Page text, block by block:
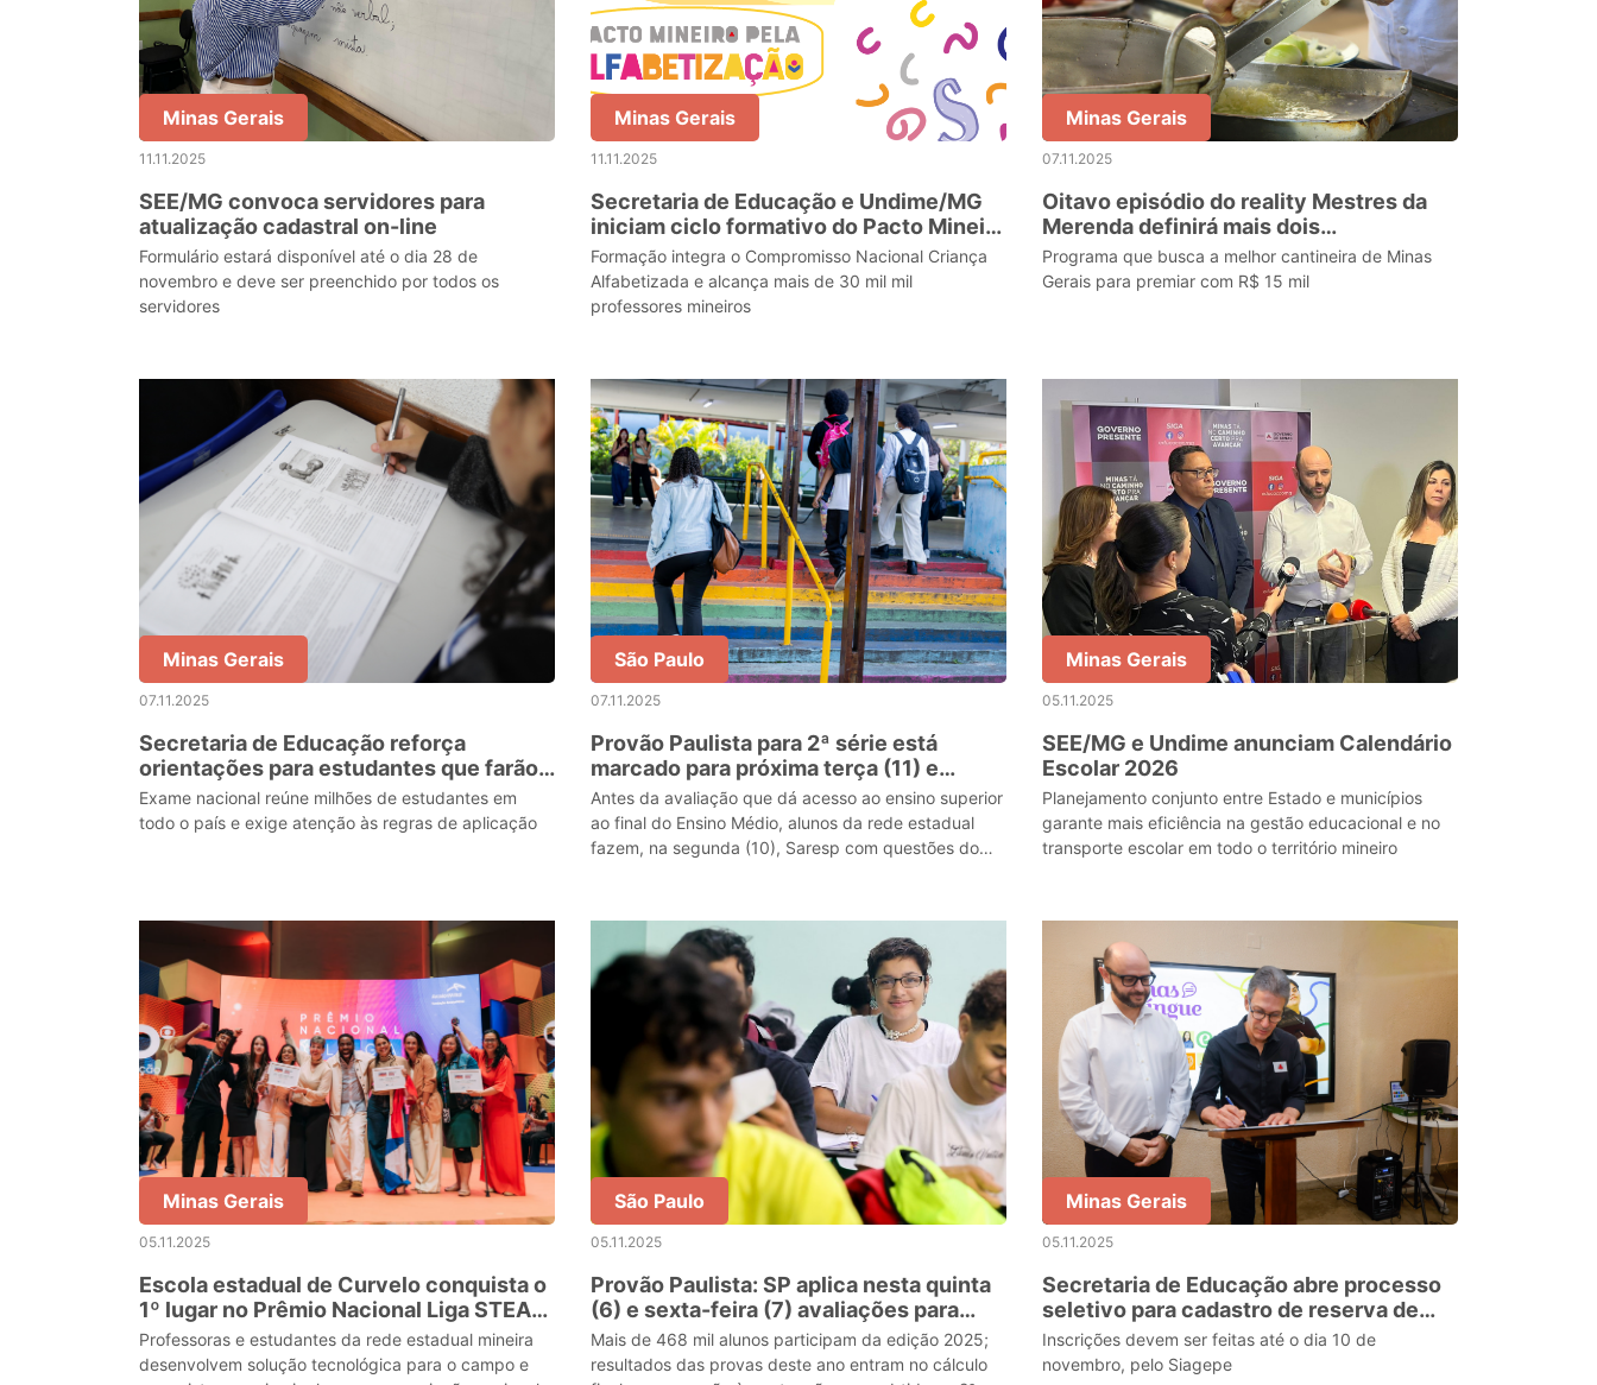
Minas Gerais
11.11.2025
SEE/MG convoca servidores para
atualização cadastral on-line
Formulário estará disponível até o dia 28 de
novembro e deve ser preenchido por todos os
servidores
Minas Gerais
11.11.2025
Secretaria de Educação e Undime/MG
iniciam ciclo formativo do Pacto Mineiro
pela Alfabetização
Formação integra o Compromisso Nacional Criança
Alfabetizada e alcança mais de 30 mil mil
professores mineiros
Minas Gerais
07.11.2025
Oitavo episódio do reality Mestres da
Merenda definirá mais dois
semifinalistas do programa
Programa que busca a melhor cantineira de Minas
Gerais para premiar com R$ 15 mil
Minas Gerais
07.11.2025
Secretaria de Educação reforça
orientações para estudantes que farão
o Enem 2025
Exame nacional reúne milhões de estudantes em
todo o país e exige atenção às regras de aplicação
São Paulo
07.11.2025
Provão Paulista para 2ª série está
marcado para próxima terça (11) e
quarta-feira (12) com 425 mil
candidatos
Antes da avaliação que dá acesso ao ensino superior
ao final do Ensino Médio, alunos da rede estadual
fazem, na segunda (10), Saresp com questões do
Minas Gerais
05.11.2025
SEE/MG e Undime anunciam Calendário
Escolar 2026
Planejamento conjunto entre Estado e municípios
garante mais eficiência na gestão educacional e no
transporte escolar em todo o território mineiro
Minas Gerais
05.11.2025
Escola estadual de Curvelo conquista o
1º lugar no Prêmio Nacional Liga STEAM
2025
Professoras e estudantes da rede estadual mineira
desenvolvem solução tecnológica para o campo e
São Paulo
05.11.2025
Provão Paulista: SP aplica nesta quinta
(6) e sexta-feira (7) avaliações para
estudantes da 1ª série do Ensino Médio
Mais de 468 mil alunos participam da edição 2025;
resultados das provas deste ano entram no cálculo
Minas Gerais
05.11.2025
Secretaria de Educação abre processo
seletivo para cadastro de reserva de
profissionais do projeto Minas Bilíngue
Inscrições devem ser feitas até o dia 10 de
novembro, pelo Siagepe